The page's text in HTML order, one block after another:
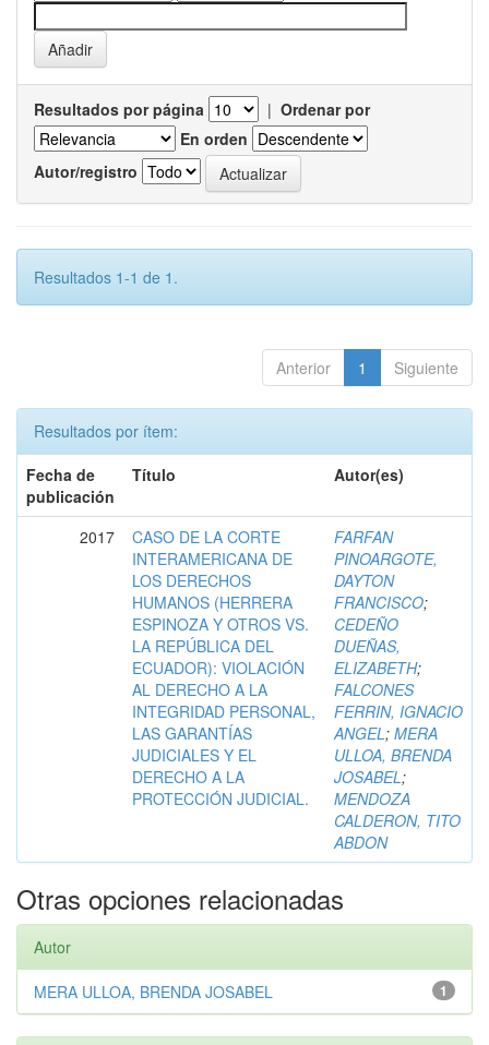
Resultados por página | Ordenar por
En orden
Autor/registro
Resultados 1-1 de 1.
Anterior 1 Siguiente
Resultados por ítem:
Fecha de
publicación
Título Autor(es)
2017
CASO DE LA CORTE
INTERAMERICANA DE
LOS DERECHOS
HUMANOS (HERRERA
ESPINOZA Y OTROS VS.
LA REPÚBLICA DEL
ECUADOR): VIOLACIÓN
AL DERECHO A LA
INTEGRIDAD PERSONAL,
LAS GARANTÍAS
JUDICIALES Y EL
DERECHO A LA
PROTECCIÓN JUDICIAL.
FARFAN
PINOARGOTE,
DAYTON
FRANCISCO;
CEDEÑO
DUEÑAS,
ELIZABETH;
FALCONES
FERRIN, IGNACIO
ANGEL; MERA
ULLOA, BRENDA
JOSABEL;
MENDOZA
CALDERON, TITO
ABDON
Otras opciones relacionadas
Autor
1
MERA ULLOA, BRENDA JOSABEL